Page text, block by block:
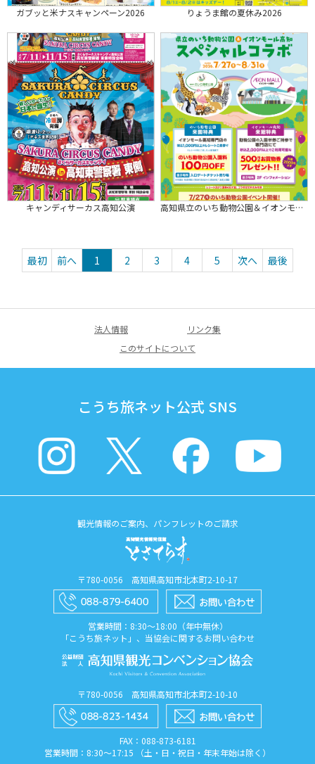
ガブッと米ナスキャンペーン2026 りょうま館の夏休み2026
キャンディサーカス高知公演 高知県立のいち動物公園＆イオンモール高知 スペシャルコラボキャンペーン
最初 前へ 1 2 3 4 5 次へ 最後
法人情報
リンク集
このサイトについて
こうち旅ネット公式 SNS
観光情報のご案内、パンフレットのご請求
〒780-0056 高知県高知市北本町2-10-17
営業時間：8:30〜18:00（年中無休）
「こうち旅ネット」、当協会に関するお問い合わせ
〒780-0056 高知県高知市北本町2-10-10
FAX：088​-873​-6181
営業時間：8:30〜17:15 （土・日・祝日・年末年始は除く）